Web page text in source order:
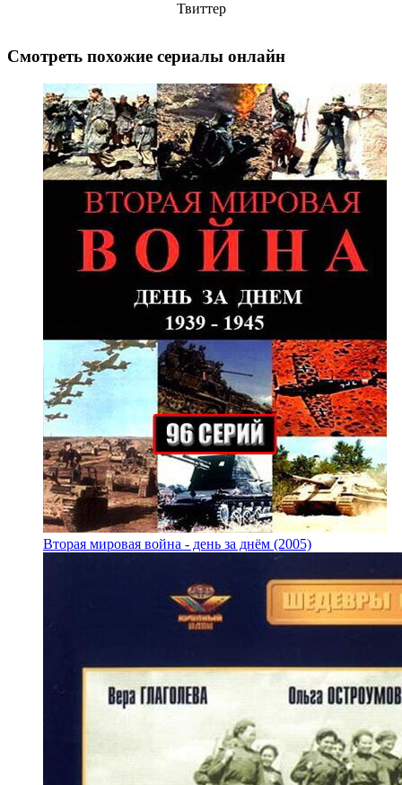
Твиттер
Смотреть похожие сериалы онлайн
Вторая мировая война - день за днём (2005)